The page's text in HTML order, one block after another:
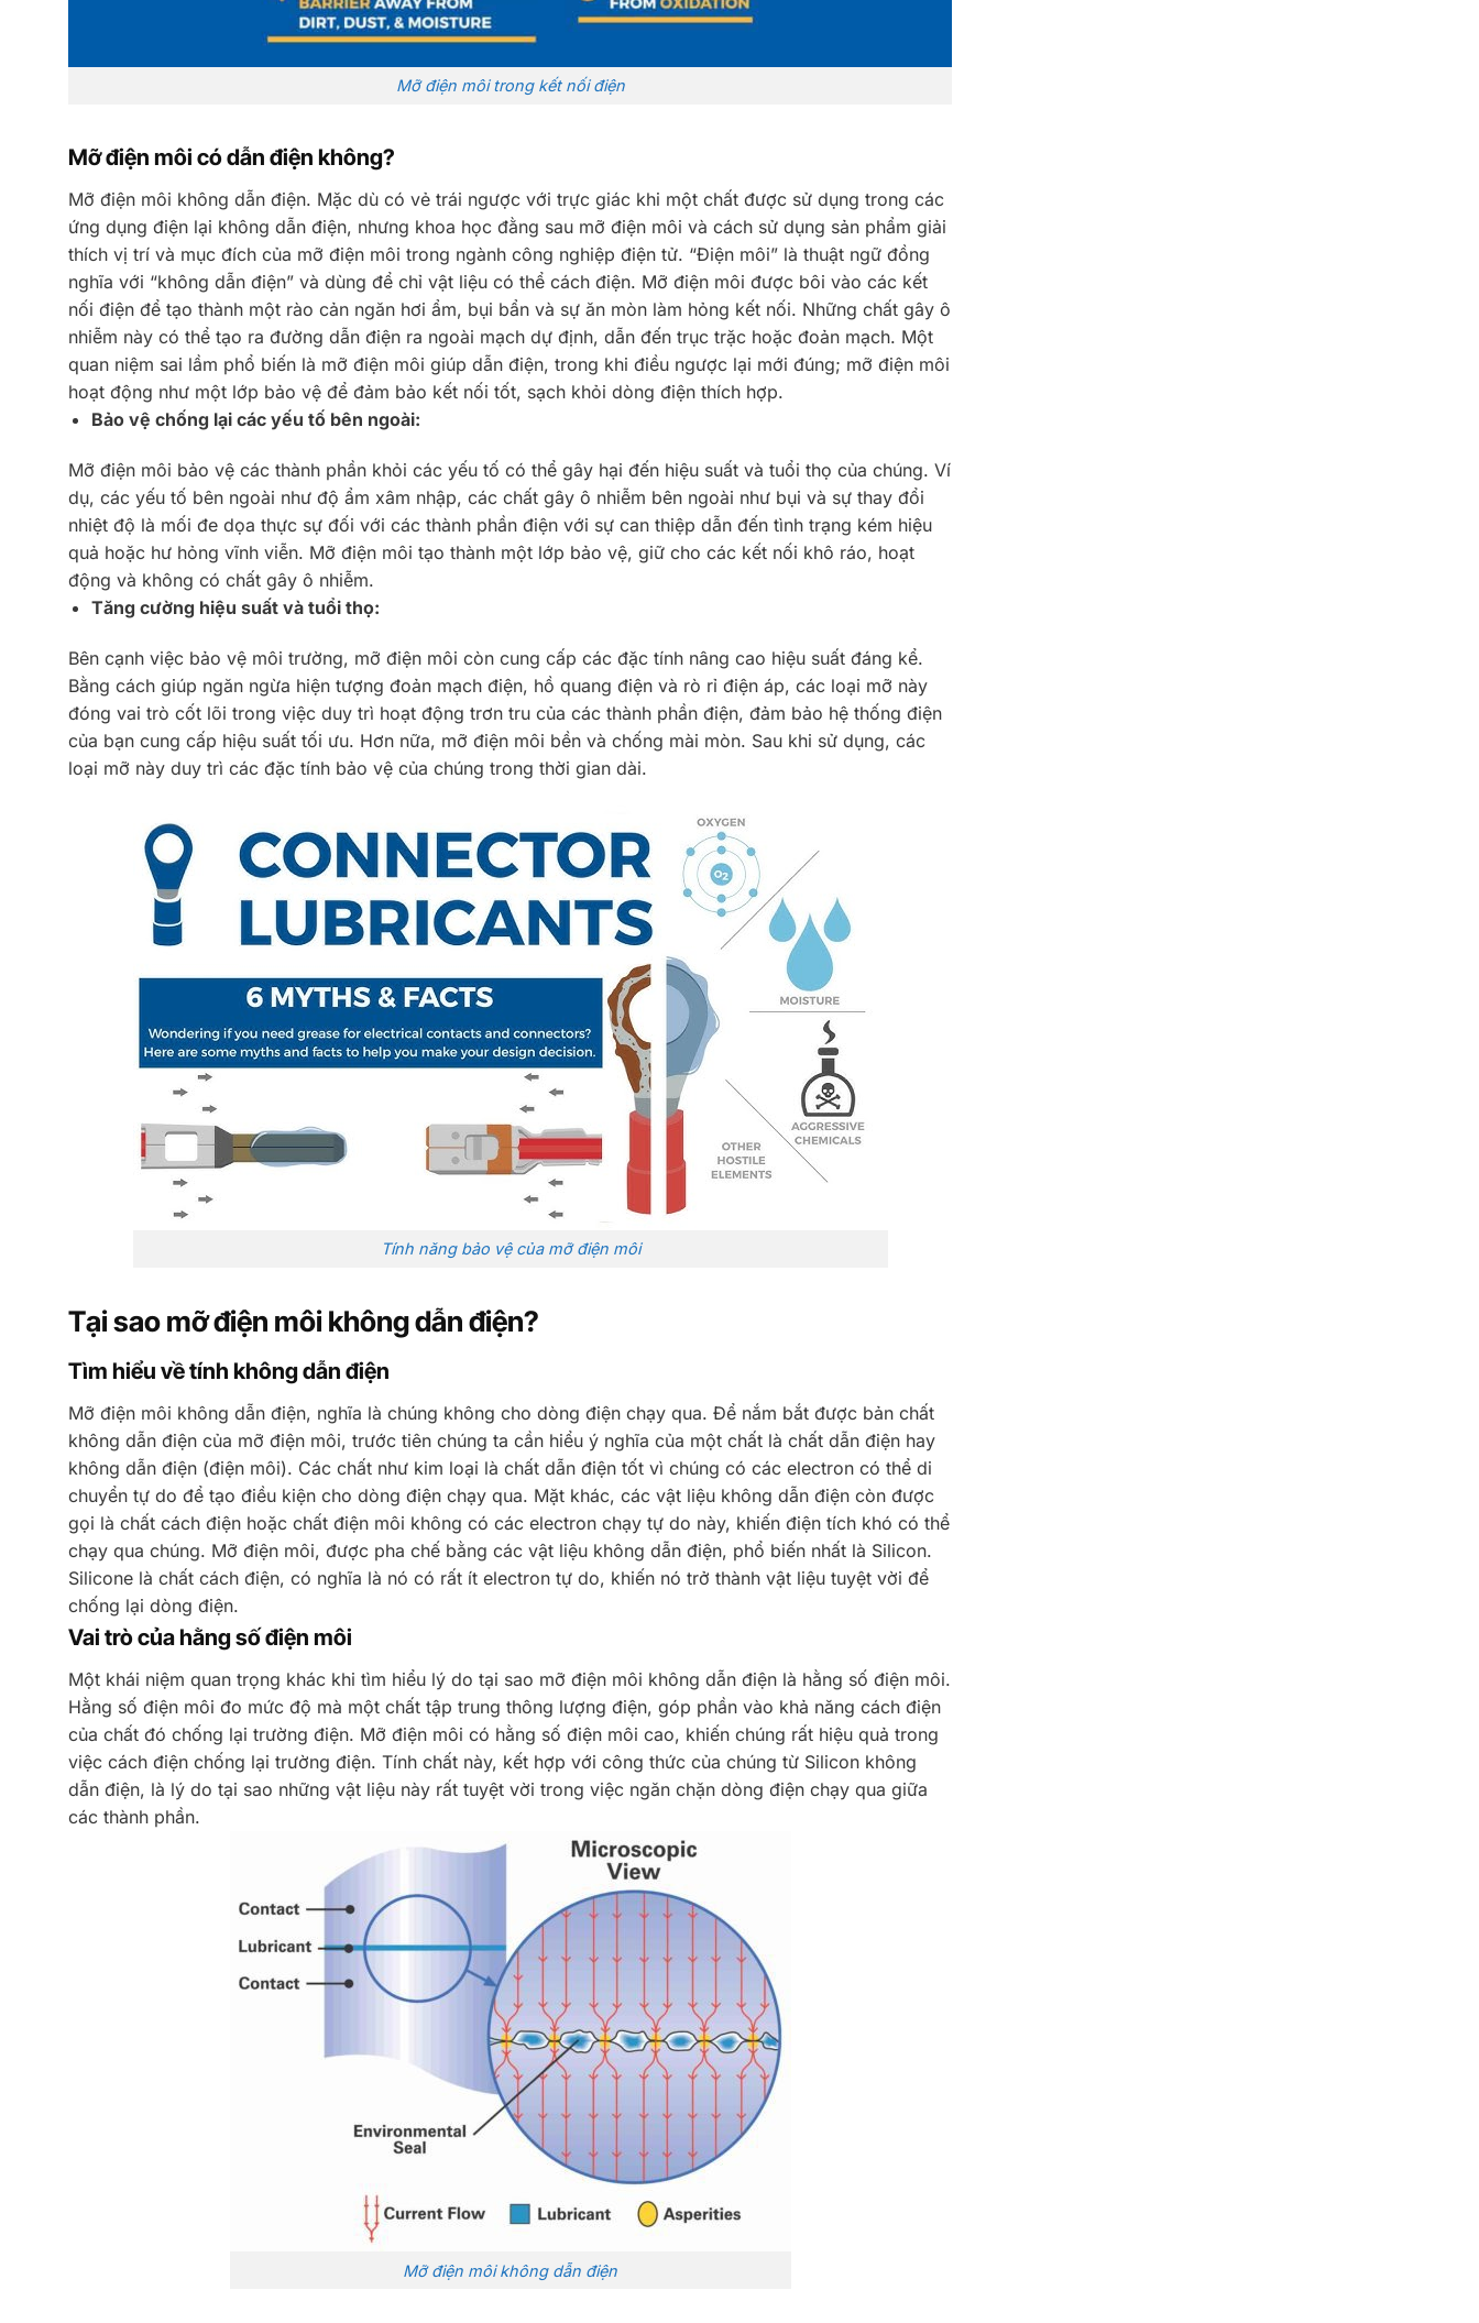
Mỡ điện môi trong kết nối điện
Mỡ điện môi có dẫn điện không?
Mỡ điện môi không dẫn điện. Mặc dù có vẻ trái ngược với trực giác khi một chất được sử dụng trong các
ứng dụng điện lại không dẫn điện, nhưng khoa học đằng sau mỡ điện môi và cách sử dụng sản phẩm giải
thích vị trí và mục đích của mỡ điện môi trong ngành công nghiệp điện tử. “Điện môi” là thuật ngữ đồng
nghĩa với “không dẫn điện” và dùng để chỉ vật liệu có thể cách điện. Mỡ điện môi được bôi vào các kết
nối điện để tạo thành một rào cản ngăn hơi ẩm, bụi bẩn và sự ăn mòn làm hỏng kết nối. Những chất gây ô
nhiễm này có thể tạo ra đường dẫn điện ra ngoài mạch dự định, dẫn đến trục trặc hoặc đoản mạch. Một
quan niệm sai lầm phổ biến là mỡ điện môi giúp dẫn điện, trong khi điều ngược lại mới đúng; mỡ điện môi
hoạt động như một lớp bảo vệ để đảm bảo kết nối tốt, sạch khỏi dòng điện thích hợp.
Bảo vệ chống lại các yếu tố bên ngoài:
Mỡ điện môi bảo vệ các thành phần khỏi các yếu tố có thể gây hại đến hiệu suất và tuổi thọ của chúng. Ví
dụ, các yếu tố bên ngoài như độ ẩm xâm nhập, các chất gây ô nhiễm bên ngoài như bụi và sự thay đổi
nhiệt độ là mối đe dọa thực sự đối với các thành phần điện với sự can thiệp dẫn đến tình trạng kém hiệu
quả hoặc hư hỏng vĩnh viễn. Mỡ điện môi tạo thành một lớp bảo vệ, giữ cho các kết nối khô ráo, hoạt
động và không có chất gây ô nhiễm.
Tăng cường hiệu suất và tuổi thọ:
Bên cạnh việc bảo vệ môi trường, mỡ điện môi còn cung cấp các đặc tính nâng cao hiệu suất đáng kể.
Bằng cách giúp ngăn ngừa hiện tượng đoản mạch điện, hồ quang điện và rò rỉ điện áp, các loại mỡ này
đóng vai trò cốt lõi trong việc duy trì hoạt động trơn tru của các thành phần điện, đảm bảo hệ thống điện
của bạn cung cấp hiệu suất tối ưu. Hơn nữa, mỡ điện môi bền và chống mài mòn. Sau khi sử dụng, các
loại mỡ này duy trì các đặc tính bảo vệ của chúng trong thời gian dài.
Tính năng bảo vệ của mỡ điện môi
Tại sao mỡ điện môi không dẫn điện?
Tìm hiểu về tính không dẫn điện
Mỡ điện môi không dẫn điện, nghĩa là chúng không cho dòng điện chạy qua. Để nắm bắt được bản chất
không dẫn điện của mỡ điện môi, trước tiên chúng ta cần hiểu ý nghĩa của một chất là chất dẫn điện hay
không dẫn điện (điện môi). Các chất như kim loại là chất dẫn điện tốt vì chúng có các electron có thể di
chuyển tự do để tạo điều kiện cho dòng điện chạy qua. Mặt khác, các vật liệu không dẫn điện còn được
gọi là chất cách điện hoặc chất điện môi không có các electron chạy tự do này, khiến điện tích khó có thể
chạy qua chúng. Mỡ điện môi, được pha chế bằng các vật liệu không dẫn điện, phổ biến nhất là Silicon.
Silicone là chất cách điện, có nghĩa là nó có rất ít electron tự do, khiến nó trở thành vật liệu tuyệt vời để
chống lại dòng điện.
Vai trò của hằng số điện môi
Một khái niệm quan trọng khác khi tìm hiểu lý do tại sao mỡ điện môi không dẫn điện là hằng số điện môi.
Hằng số điện môi đo mức độ mà một chất tập trung thông lượng điện, góp phần vào khả năng cách điện
của chất đó chống lại trường điện. Mỡ điện môi có hằng số điện môi cao, khiến chúng rất hiệu quả trong
việc cách điện chống lại trường điện. Tính chất này, kết hợp với công thức của chúng từ Silicon không
dẫn điện, là lý do tại sao những vật liệu này rất tuyệt vời trong việc ngăn chặn dòng điện chạy qua giữa
các thành phần.
Mỡ điện môi không dẫn điện